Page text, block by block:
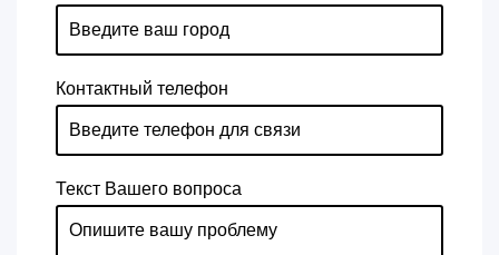
Контактный телефон
Текст Вашего вопроса